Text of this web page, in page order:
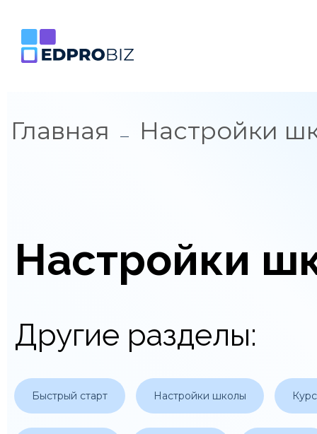
Главная Настройки
Настройки
Другие разделы:
Быстрый старт Настройки школы